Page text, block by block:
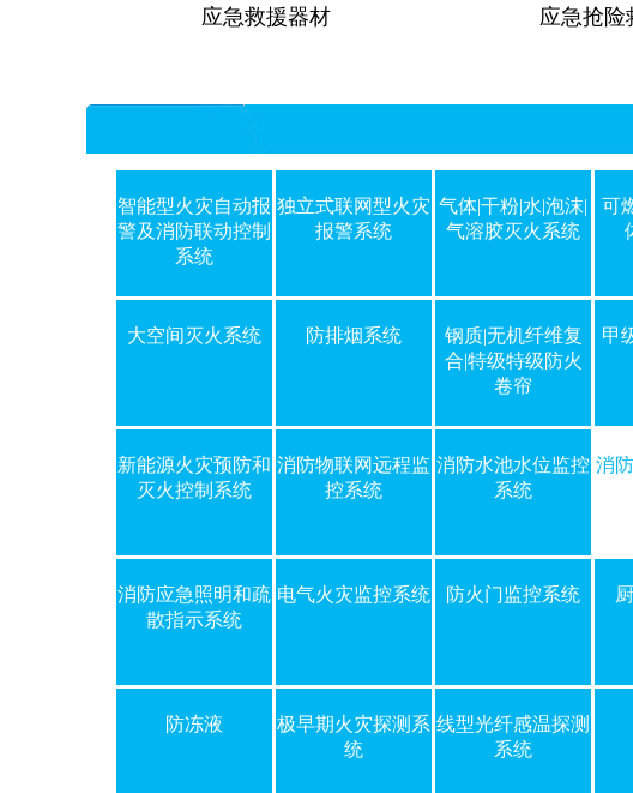
应急救援器材 应急抢险
智能型火灾自动报
警及消防联动控制
系统
独立式联网型火灾
报警系统
气体|干粉|水|泡沫|
气溶胶灭火系统
可
大空间灭火系统 防排烟系统
钢质|无机纤维复
合|特级特级防火
卷帘
甲
新能源火灾预防和
灭火控制系统
消防物联网远程监
控系统
消防水池水位监控
系统
消
消防应急照明和疏
散指示系统
电气火灾监控系统 防火门监控系统
防冻液
极早期火灾探测系
统
线型光纤感温探测
系统
消防水池水位监控系统
从事消防水池水位监控系统设计、销售、安装、维修、维保，
提供系统整体解决方案...
消
从事消防电源监控系
整体解决方案...